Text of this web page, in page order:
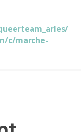
c/marche-